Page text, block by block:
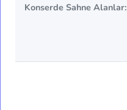
Konserde Sahne Alanlar: